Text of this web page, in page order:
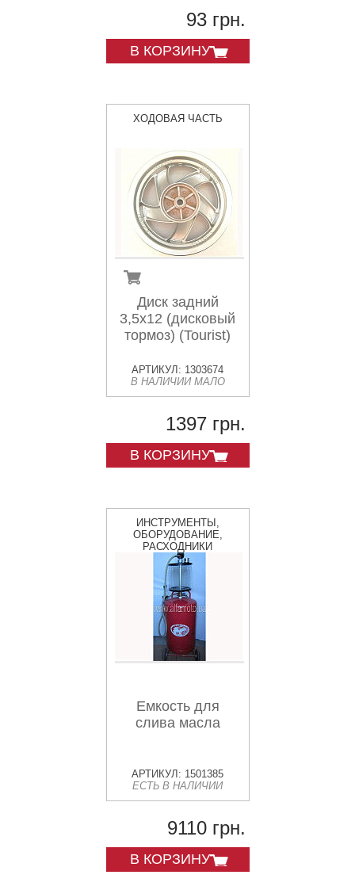
93 грн.
В КОРЗИНУ
ХОДОВАЯ ЧАСТЬ
Диск задний
3,5х12 (дисковый
тормоз) (Tourist)
АРТИКУЛ: 1303674
В НАЛИЧИИ МАЛО
1397 грн.
В КОРЗИНУ
ИНСТРУМЕНТЫ,
ОБОРУДОВАНИЕ,
РАСХОДНИКИ
Емкость для
слива масла
АРТИКУЛ: 1501385
ЕСТЬ В НАЛИЧИИ
9110 грн.
В КОРЗИНУ